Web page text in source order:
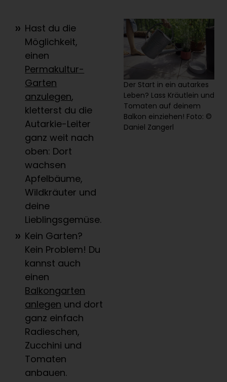
Hast du die
Möglichkeit,
einen
Permakultur-
Garten
anzulegen,
kletterst du die
Autarkie-Leiter
ganz weit nach
oben: Dort
wachsen
Apfelbäume,
Wildkräuter und
deine
Lieblingsgemüse.
Kein Garten?
Kein Problem! Du
kannst auch
einen
Balkongarten
anlegen und dort
ganz einfach
Radieschen,
Zucchini und
Tomaten
anbauen.
Der Start in ein autarkes
Leben? Lass Kräutlein und
Tomaten auf deinem
Balkon einziehen! Foto: ©
Daniel Zangerl